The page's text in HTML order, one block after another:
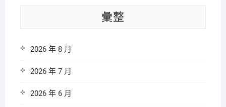
彙整
2026 年 8 月
2026 年 7 月
2026 年 6 月